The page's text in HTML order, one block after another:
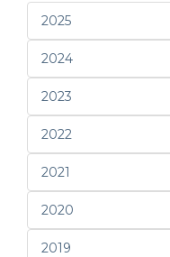
2025
2024
2023
2022
2021
2020
2019